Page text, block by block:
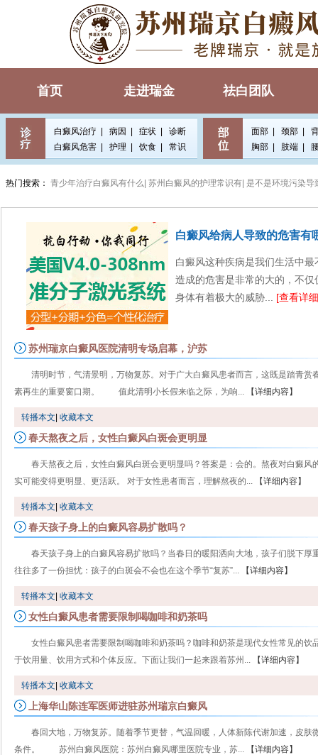
首页 走进瑞金 祛白团队
白癜风治疗 病因 症状
诊断
白癜风危害
护理 饮食 常识
面部 颈部
胸部
肢端
热门搜索： 青少年治疗白癜风有什么| 苏州白癜风的护理常识有| 是不是环境污染导
白癜风给病人导致的危害有
白癜风这种疾病是我们生活中
造成的危害是非常的大的，不
身体有着极大的威胁... [查看详
苏州瑞京白癜风医院清明专场启幕，沪苏
清明时节，气清景明，万物复苏。对于广大白癜风患者而言，这既是踏青赏
素再生的重要窗口期。 值此清明小长假来临之际，为响...
【详细内容】
转播本文 收藏本文
春天熬夜之后，女性白癜风白斑会更明显
春天熬夜之后，女性白癜风白斑会更明显吗？答案是：会的。熬夜对白癜风
实可能变得更明显、更活跃。 对于女性患者而言，理解熬夜的...
【详细内容】
转播本文 收藏本文
春天孩子身上的白癜风容易扩散吗？
春天孩子身上的白癜风容易扩散吗？当春日的暖阳洒向大地，孩子们脱下厚
往往多了一份担忧：孩子的白斑会不会也在这个季节“复苏”...
【详细内容】
转播本文 收藏本文
女性白癜风患者需要限制喝咖啡和奶茶吗
女性白癜风患者需要限制喝咖啡和奶茶吗？咖啡和奶茶是现代女性常见的饮
于饮用量、饮用方式和个体反应。下面让我们一起来跟着苏州...
【详细内容】
转播本文 收藏本文
上海华山陈连军医师进驻苏州瑞京白癜风
春回大地，万物复苏。随着季节更替，气温回暖，人体新陈代谢加速，皮肤
条件。 苏州白癜风医院：苏州白癜风哪里医院专业，苏...
【详细内容】